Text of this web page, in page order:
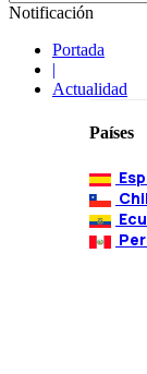
Notificación
Portada
|
Actualidad
Países